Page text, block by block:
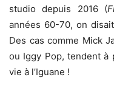
studio depuis 2016 (
années 60-70, on
Des cas comme Mick
ou Iggy Pop, tendent à
vie à l’Iguane !